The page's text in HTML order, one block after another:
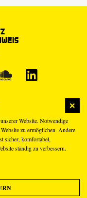
Website. Notwendige
zu ermöglichen. Andere
sicher, komfortabel,
ständig zu verbessern.